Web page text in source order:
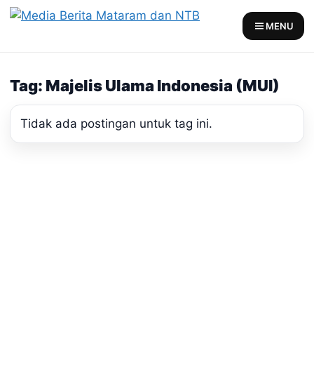
Skip
MENU
Tag: Majelis Ulama Indonesia (MUI)
Tidak ada postingan untuk tag ini.